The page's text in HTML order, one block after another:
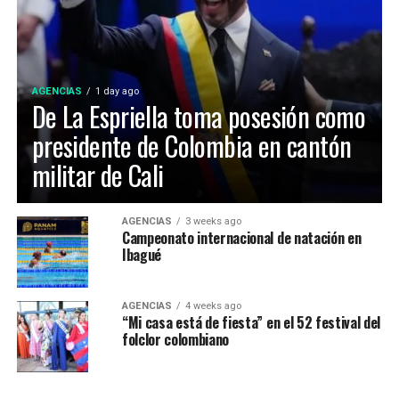
construyeron originalmente a finales de los años 70
para los Juegos Nacionales de 1970.
Maria Paula Gonzalez Lozano, representó a Ibagué en el
52 Festival Folclórico Colombiano , fue elejida como
Embajadora Municipal del Folclor, representaba la
comuna 12 de la ciudad y obtuvo el titulo por su
carisma, dominio escenico e interpretación del baile
tradicional.
La Virreina Nacional del Folclor 2026, es Mariangel
AGENCIAS 1 day ago
De La Espriella toma posesión como
presidente de Colombia en cantón
militar de Cali
AGENCIAS 3 weeks ago
Campeonato internacional de natación en
Ibagué
AGENCIAS 4 weeks ago
“Mi casa está de fiesta” en el 52 festival del
folclor colombiano